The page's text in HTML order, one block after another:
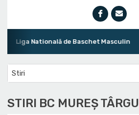
Liga Natională de Baschet Masculin
Stiri
STIRI BC MUREȘ